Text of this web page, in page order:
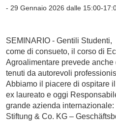
- 29 Gennaio 2026 dalle 15:00-
SEMINARIO - Gentili Studenti,
come di consueto, il corso di
Agroalimentare prevede anche
tenuti da autorevoli
Abbiamo il piacere di ospitare
ex laureato e oggi
grande azienda
Stiftung & Co. KG –